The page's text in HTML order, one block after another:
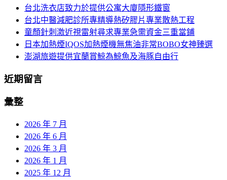
台北洗衣店致力於提供公寓大廈隱形鐵窗
台北中醫減肥診所專精導熱矽膠片專業散熱工程
童顏針刺激近視雷射尋求專業急需資金三重當鋪
日本加熱煙IQOS加熱煙機無焦油非常BOBO女神臻選
澎湖旅遊提供宜蘭賞鯨為鯨魚及海豚自由行
近期留言
彙整
2026 年 7 月
2026 年 6 月
2026 年 3 月
2026 年 1 月
2025 年 12 月